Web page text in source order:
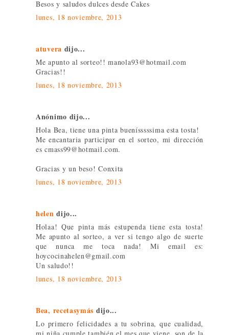
Besos y saludos dulces desde Cakes
lunes, 18 noviembre, 2013
atuvera dijo...
Me apunto al sorteo!! manola93@hotmail.com
Gracias!!
lunes, 18 noviembre, 2013
Anónimo dijo...
Hola Bea, tiene una pinta buenísssssima esta tosta!
Me encantaria participar en el sorteo, mi dirección
es cmass99@hotmail.com.
Gracias y un beso! Conxita
lunes, 18 noviembre, 2013
helen dijo...
Holaa! Que pinta más estupenda tiene esta tosta!
Me apunto al sorteo, a ver si tengo algo de suerte
que nunca me toca nada! Mi email es:
hoycocinahelen@gmail.com
Un saludo!!
lunes, 18 noviembre, 2013
Bea, recetasymás dijo...
Lo primero felicidades a tu sobrina, que cualidad,
mi niña cumple también el mes que viene, son de la